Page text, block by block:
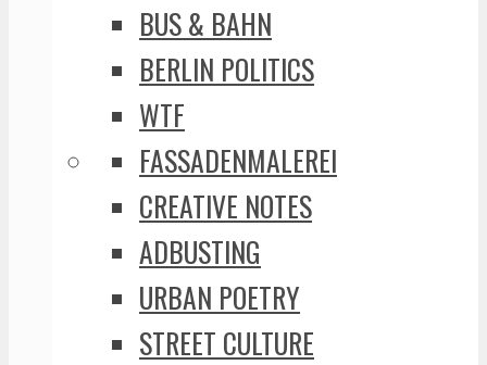
BUS & BAHN
BERLIN POLITICS
WTF
FASSADENMALEREI
CREATIVE NOTES
ADBUSTING
URBAN POETRY
STREET CULTURE